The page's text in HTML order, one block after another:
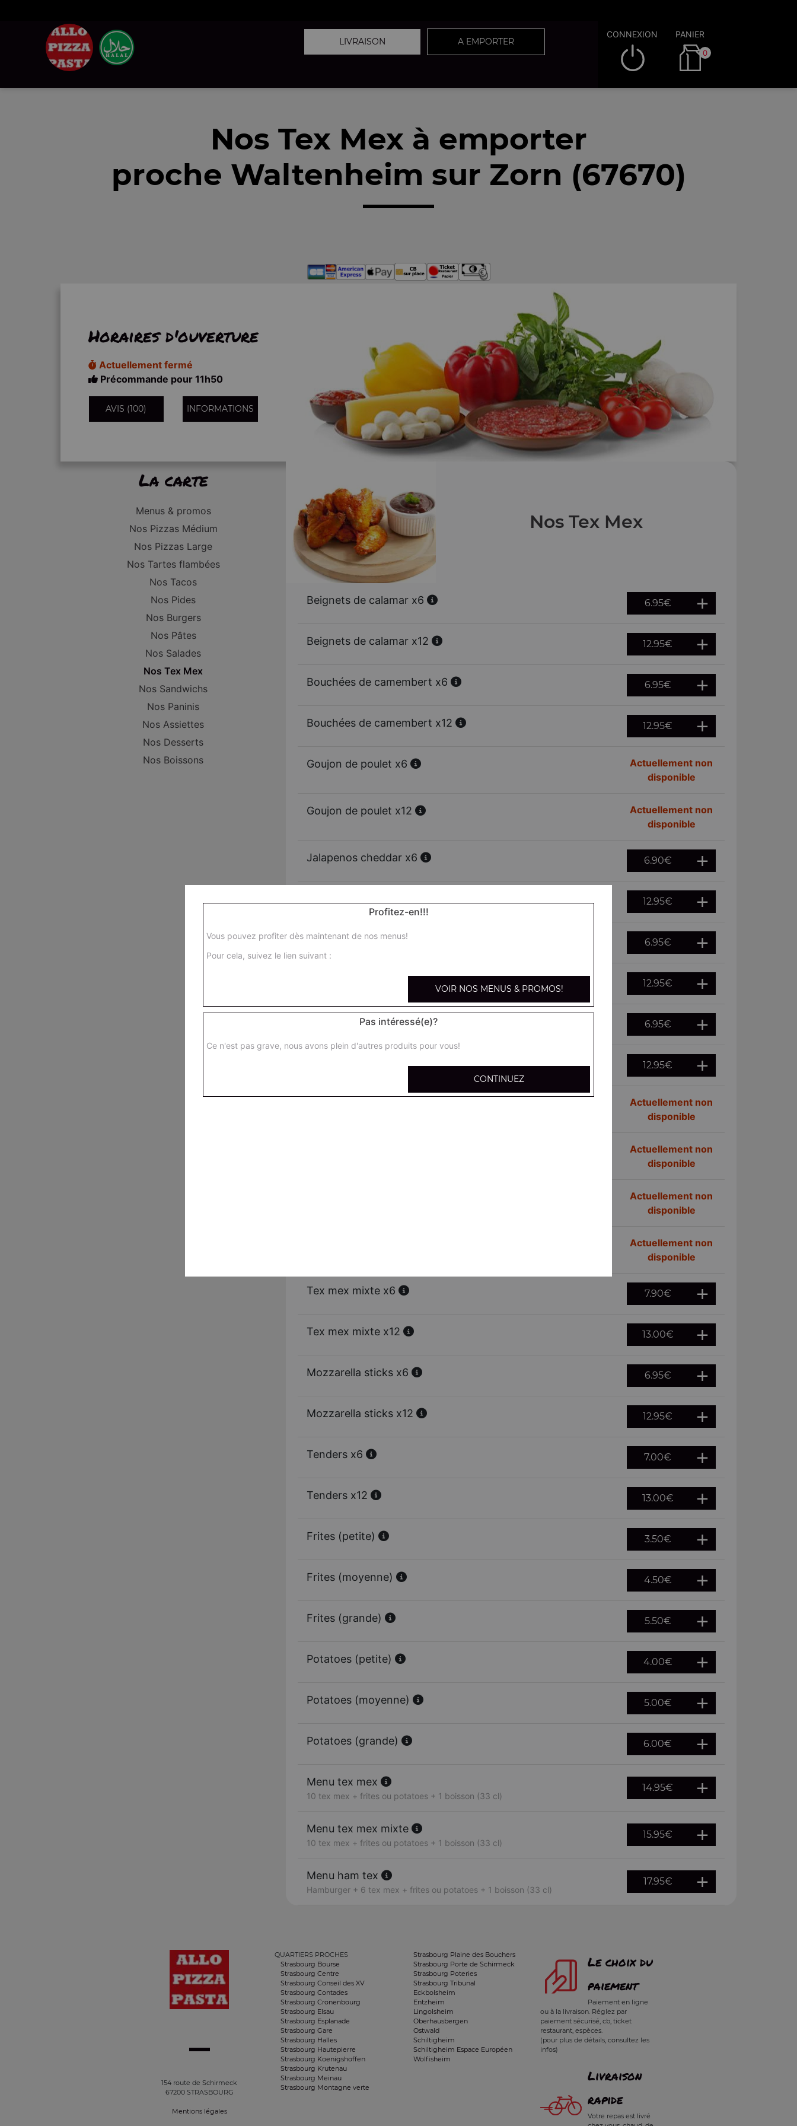
LIVRAISON A EMPORTER
CONNEXION PANIER
0
Nos Tex Mex à emporter
proche Waltenheim sur Zorn (67670)
Horaires d'ouverture
Actuellement fermé
Précommande pour 11h50
AVIS (100) INFORMATIONS
La carte
Menus & promos
Nos Pizzas Médium
Nos Pizzas Large
Nos Tartes flambées
Nos Tacos
Nos Pides
Nos Burgers
Nos Pâtes
Nos Salades
Nos Tex Mex
Nos Sandwichs
Nos Paninis
Nos Assiettes
Nos Desserts
Nos Boissons
Nos Tex Mex
Beignets de calamar x6 6.95€
Beignets de calamar x12 12.95€
Bouchées de camembert x6 6.95€
Bouchées de camembert x12 12.95€
Goujon de poulet x6
Actuellement non
disponible
Goujon de poulet x12
Actuellement non
disponible
Jalapenos cheddar x6 6.90€
12.95€
Chicken wings x6 6.95€
12.95€
Nuggets x6 6.95€
12.95€
Actuellement non
disponible
Actuellement non
disponible
Actuellement non
disponible
Actuellement non
disponible
Tex mex mixte x6 7.90€
Tex mex mixte x12 13.00€
Mozzarella sticks x6 6.95€
Mozzarella sticks x12 12.95€
Tenders x6 7.00€
Tenders x12 13.00€
Frites (petite) 3.50€
Frites (moyenne) 4.50€
Frites (grande) 5.50€
Potatoes (petite) 4.00€
Potatoes (moyenne) 5.00€
Potatoes (grande) 6.00€
Menu tex mex
10 tex mex + frites ou potatoes + 1 boisson (33 cl)
14.95€
Menu tex mex mixte
10 tex mex + frites ou potatoes + 1 boisson (33 cl)
15.95€
Menu ham tex
Hamburger + 6 tex mex + frites ou potatoes + 1 boisson (33 cl)
17.95€
154 route de Schirmeck
67200 STRASBOURG
Mentions légales
QUARTIERS PROCHES
Strasbourg Bourse
Strasbourg Centre
Strasbourg Conseil des XV
Strasbourg Contades
Strasbourg Cronenbourg
Strasbourg Elsau
Strasbourg Esplanade
Strasbourg Gare
Strasbourg Halles
Strasbourg Hautepierre
Strasbourg Koenigshoffen
Strasbourg Krutenau
Strasbourg Meinau
Strasbourg Montagne verte
Strasbourg Plaine des Bouchers
Strasbourg Porte de Schirmeck
Strasbourg Poteries
Strasbourg Tribunal
Eckbolsheim
Entzheim
Lingolsheim
Oberhausbergen
Ostwald
Schiltigheim
Schiltigheim Espace Européen
Wolfisheim
Le choix du
paiement
Paiement en ligne
ou à la livraison. Réglez par
paiement sécurisé, cb, ticket
restaurant, espèces.
(pour plus de détails, consultez les
infos)
Livraison
rapide
Votre repas est livré
Profitez-en!!!
Vous pouvez profiter dès maintenant de nos menus!
Pour cela, suivez le lien suivant :
VOIR NOS MENUS & PROMOS!
Pas intéressé(e)?
Ce n'est pas grave, nous avons plein d'autres produits pour vous!
CONTINUEZ